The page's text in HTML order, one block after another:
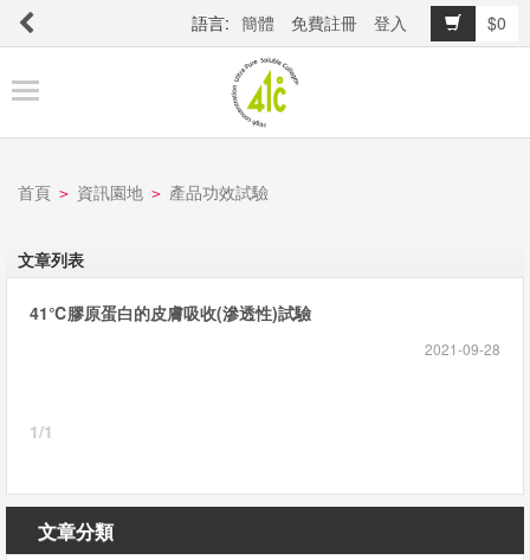
語言: 簡體 免費註冊 登入
$0
品
關
於
品
最
消
首頁 > 資訊園地 > 產品功效試驗
文章列表
41℃膠原蛋白的皮膚吸收(滲透性)試驗
2021-09-28
1/1
文章分類